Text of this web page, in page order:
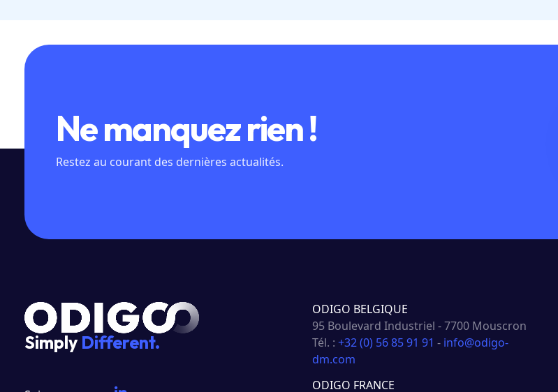
Ne manquez rien !
Restez au courant des dernières actualités.
Simply Different.
ODIGO BELGIQUE
95 Boulevard Industriel - 7700 Mouscron
Tél. :+32 (0) 56 85 91 91 - info@odigo-
dm.com
ODIGO FRANCE